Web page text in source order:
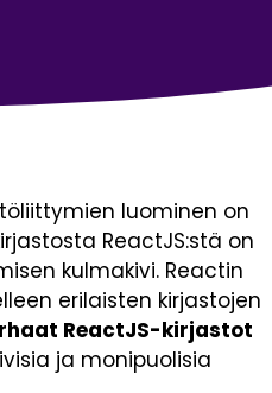
luominen on
ReactJS:stä on
kulmakivi. Reactin
erilaisten kirjastojen
ReactJS-kirjastot
ja monipuolisia